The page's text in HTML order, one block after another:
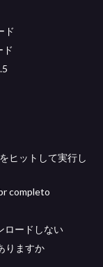
ド
ド
ヒットして実行し
completo
ロードしない
りますか